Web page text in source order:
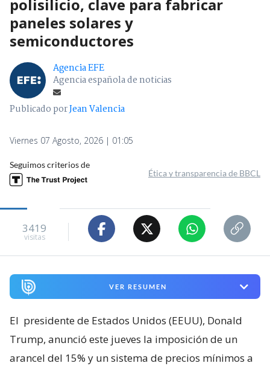
polisilicio, clave para fabricar
paneles solares y
semiconductores
Agencia EFE
Agencia española de noticias
Publicado porJean Valencia
Viernes 07 Agosto, 2026 | 01:05
Seguimos criterios de
Ética y transparencia de BBCL
3419
visitas
VER RESUMEN
El presidente de Estados Unidos (EEUU), Donald
Trump, anunció este jueves la imposición de un
arancel del 15% y un sistema de precios mínimos a